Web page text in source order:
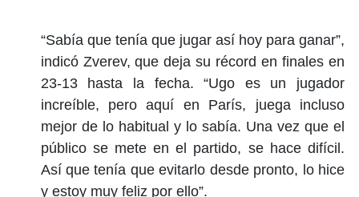
“Sabía que tenía que jugar así hoy para ganar”,
indicó Zverev, que deja su récord en finales en
23-13 hasta la fecha. “Ugo es un jugador
increíble, pero aquí en París, juega incluso
mejor de lo habitual y lo sabía. Una vez que el
público se mete en el partido, se hace difícil.
Así que tenía que evitarlo desde pronto, lo hice
y estoy muy feliz por ello”.